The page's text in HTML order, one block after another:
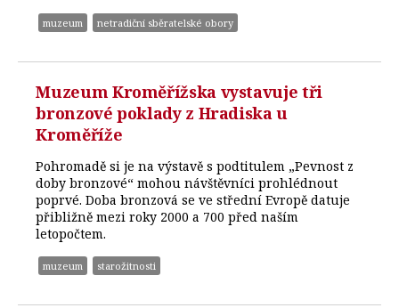
muzeum netradiční sběratelské obory
Muzeum Kroměřížska vystavuje tři
bronzové poklady z Hradiska u
Kroměříže
Pohromadě si je na výstavě s podtitulem „Pevnost z
doby bronzové“ mohou návštěvníci prohlédnout
poprvé. Doba bronzová se ve střední Evropě datuje
přibližně mezi roky 2000 a 700 před naším
letopočtem.
muzeum starožitnosti